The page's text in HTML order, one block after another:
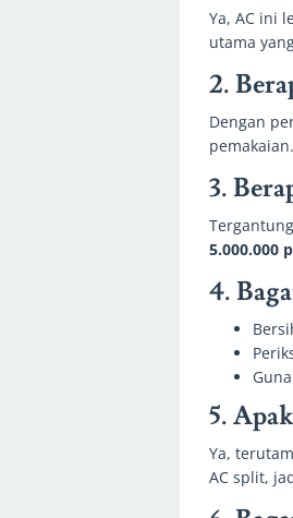
Ya, AC ini
utama
2.
Dengan
pemakaian.
3.
5.000.000
4.
5.
Ya,
AC split,